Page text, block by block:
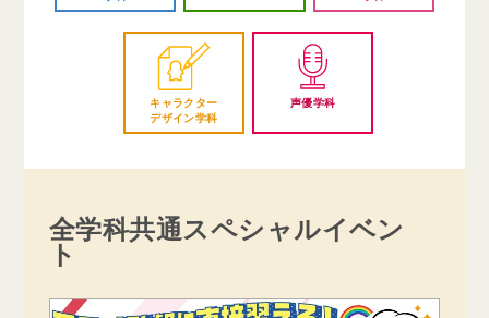
キャラクター
デザイン学科
声優学科
全学科共通スペシャルイベン
ト